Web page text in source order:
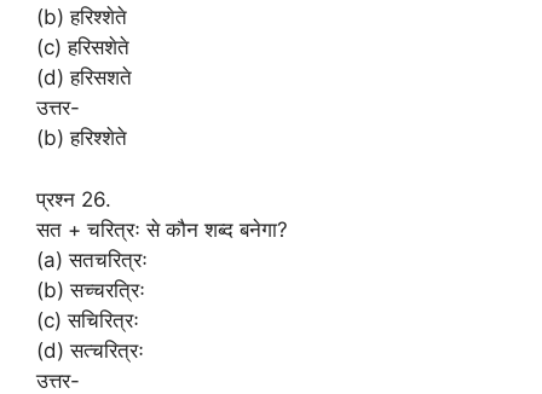
(b) हरिश्शेते
(c) हरिसशेते
(d) हरिसशते
उत्तर-
(b) हरिश्शेते
प्रश्न 26.
सत + चरित्रः से कौन शब्द बनेगा?
(a) सतचरित्रः
(b) सच्चरत्रिः
(c) सचिरित्रः
(d) सत्चरित्रः
उत्तर-